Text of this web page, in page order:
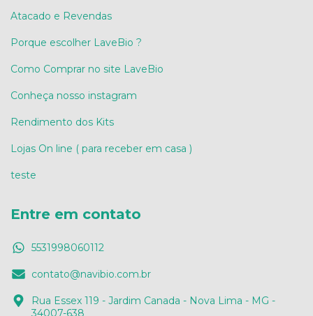
Atacado e Revendas
Porque escolher LaveBio ?
Como Comprar no site LaveBio
Conheça nosso instagram
Rendimento dos Kits
Lojas On line ( para receber em casa )
teste
Entre em contato
5531998060112
contato@navibio.com.br
Rua Essex 119 - Jardim Canada - Nova Lima - MG -
34007-638